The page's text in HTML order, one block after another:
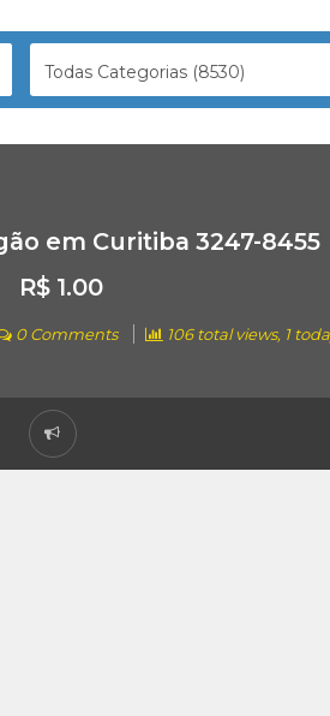
Todas Categorias (8530)
em Curitiba 3247-8455
R$ 1.00
0 Comments 106 total views, 1